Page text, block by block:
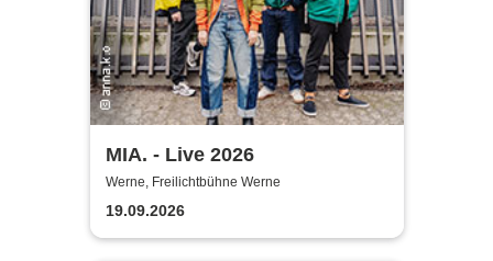
MIA. - Live 2026
Werne, Freilichtbühne Werne
19.09.2026